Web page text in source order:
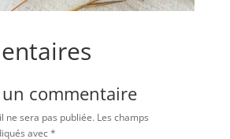
commentaire
ne sera pas publiée.Les champs
avec*